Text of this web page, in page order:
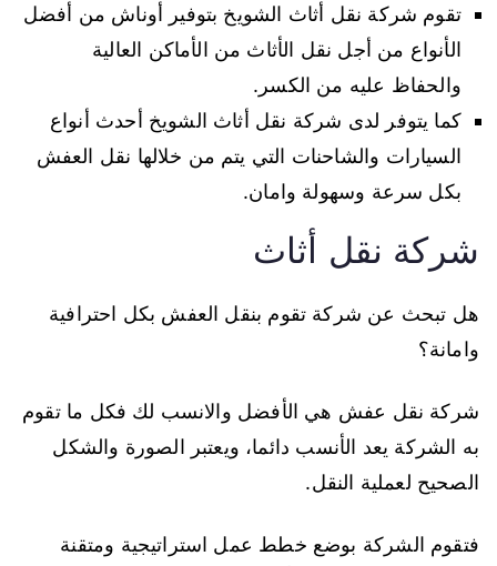
تقوم شركة نقل أثاث الشويخ بتوفير أوناش من أفضل
الأنواع من أجل نقل الأثاث من الأماكن العالية
والحفاظ عليه من الكسر.
كما يتوفر لدى شركة نقل أثاث الشويخ أحدث أنواع
السيارات والشاحنات التي يتم من خلالها نقل العفش
بكل سرعة وسهولة وامان.
شركة نقل أثاث
هل تبحث عن شركة تقوم بنقل العفش بكل احترافية
وامانة؟
شركة نقل عفش هي الأفضل والانسب لك فكل ما تقوم
به الشركة يعد الأنسب دائما، ويعتبر الصورة والشكل
الصحيح لعملية النقل.
فتقوم الشركة بوضع خطط عمل استراتيجية ومتقنة